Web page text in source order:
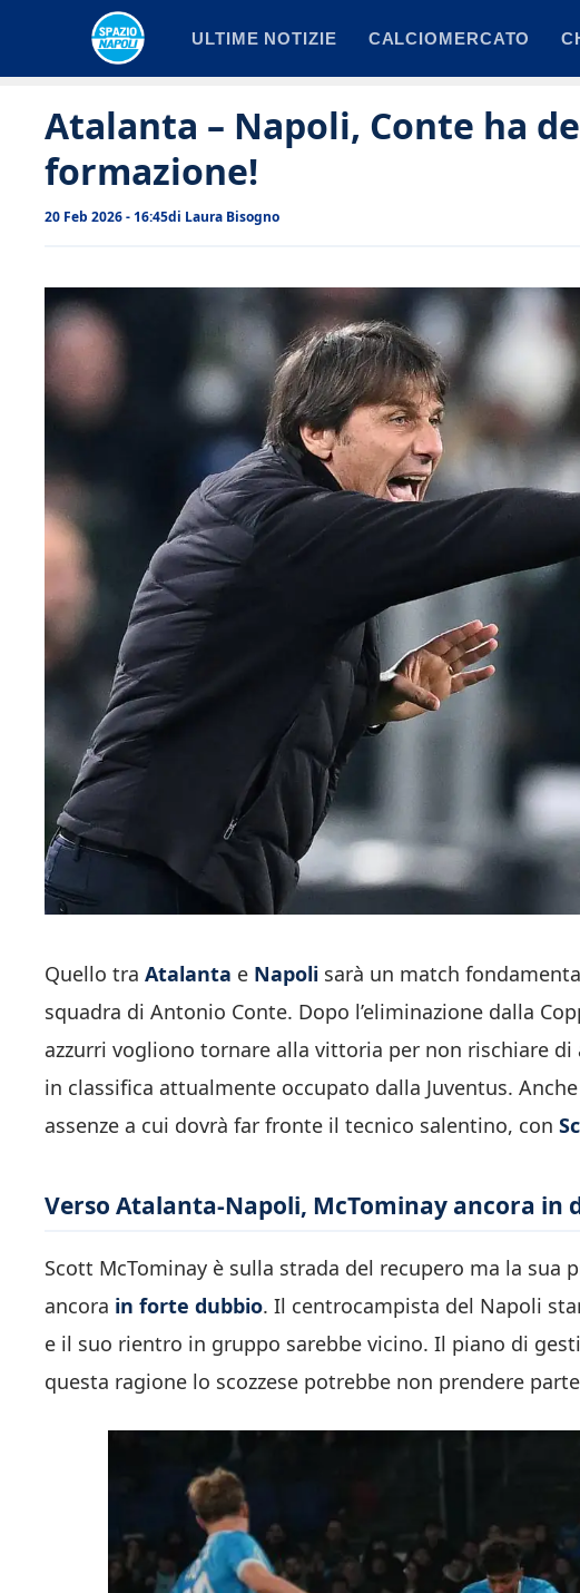
ULTIME NOTIZIE CALCIOMERCATO
Atalanta – Napoli, Conte ha
formazione!
20 Feb 2026 - 16:45di Laura Bisogno
Quello tra Atalanta e Napoli sarà un match
squadra di Antonio Conte. Dopo l’eliminazione dalla
azzurri vogliono tornare alla vittoria per non rischiare
in classifica attualmente occupato dalla Juventus.
assenze a cui dovrà far fronte il tecnico salentino, con
Verso Atalanta-Napoli, McTominay ancora in
Scott McTominay è sulla strada del recupero ma la sua
ancora in forte dubbio. Il centrocampista del Napoli
e il suo rientro in gruppo sarebbe vicino. Il piano di
questa ragione lo scozzese potrebbe non prendere